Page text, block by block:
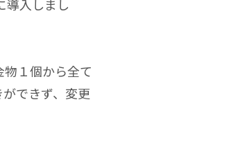
導入しまし
１個から全て
できず、変更